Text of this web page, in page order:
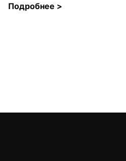
Подробнее >